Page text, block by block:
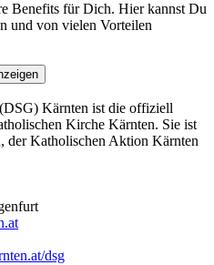
Benefits für Dich. Hier kannst Du
und von vielen Vorteilen
Kärnten ist die offiziell
Kirche Kärnten. Sie ist
der Katholischen Aktion Kärnten
dsg